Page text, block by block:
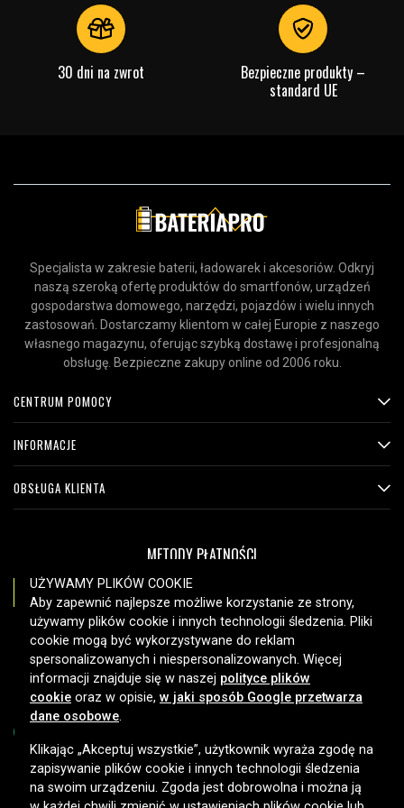
30 dni na zwrot
Bezpieczne produkty –
standard UE
Specjalista w zakresie baterii, ładowarek i akcesoriów. Odkryj
naszą szeroką ofertę produktów do smartfonów, urządzeń
gospodarstwa domowego, narzędzi, pojazdów i wielu innych
zastosowań. Dostarczamy klientom w całej Europie z naszego
własnego magazynu, oferując szybką dostawę i profesjonalną
obsługę. Bezpieczne zakupy online od 2006 roku.
CENTRUM POMOCY
INFORMACJE
OBSŁUGA KLIENTA
METODY PŁATNOŚCI
OPCJE DOSTAWY
Copyright © 2026, Spares Nordic AB
UŻYWAMY PLIKÓW COOKIE
Aby zapewnić najlepsze możliwe korzystanie ze strony,
używamy plików cookie i innych technologii śledzenia. Pliki
cookie mogą być wykorzystywane do reklam
spersonalizowanych i niespersonalizowanych. Więcej
informacji znajduje się w naszej polityce plików
cookie oraz w opisie, w jaki sposób Google przetwarza
dane osobowe.
Klikając „Akceptuj wszystkie”, użytkownik wyraża zgodę na
zapisywanie plików cookie i innych technologii śledzenia
na swoim urządzeniu. Zgoda jest dobrowolna i można ją